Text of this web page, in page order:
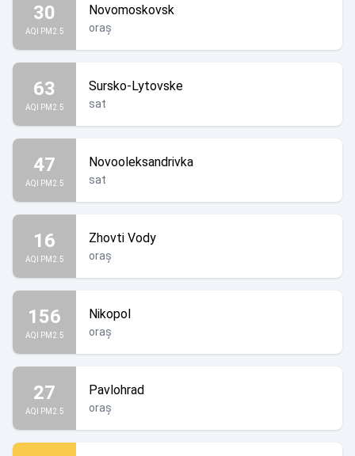
30
AQI PM2.5
Novomoskovsk
oraș
63
AQI PM2.5
Sursko-Lytovske
sat
47
AQI PM2.5
Novooleksandrivka
sat
16
AQI PM2.5
Zhovti Vody
oraș
156
AQI PM2.5
Nikopol
oraș
27
AQI PM2.5
Pavlohrad
oraș